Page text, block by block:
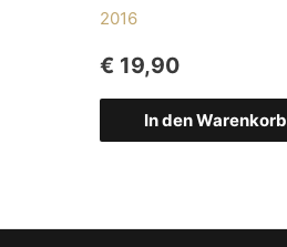
2016
€ 19,90
In den Warenkorb